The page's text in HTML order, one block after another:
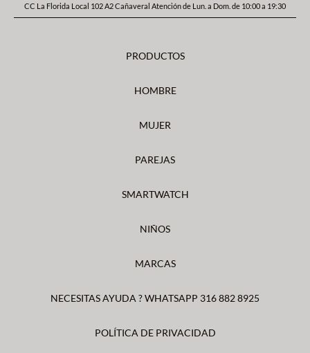
CC La Florida Local 102 A2 Cañaveral Atención de Lun. a Dom. de 10:00 a 19:30
PRODUCTOS
HOMBRE
MUJER
PAREJAS
SMARTWATCH
NIÑOS
MARCAS
NECESITAS AYUDA ? WHATSAPP 316 882 8925
POLÍTICA DE PRIVACIDAD